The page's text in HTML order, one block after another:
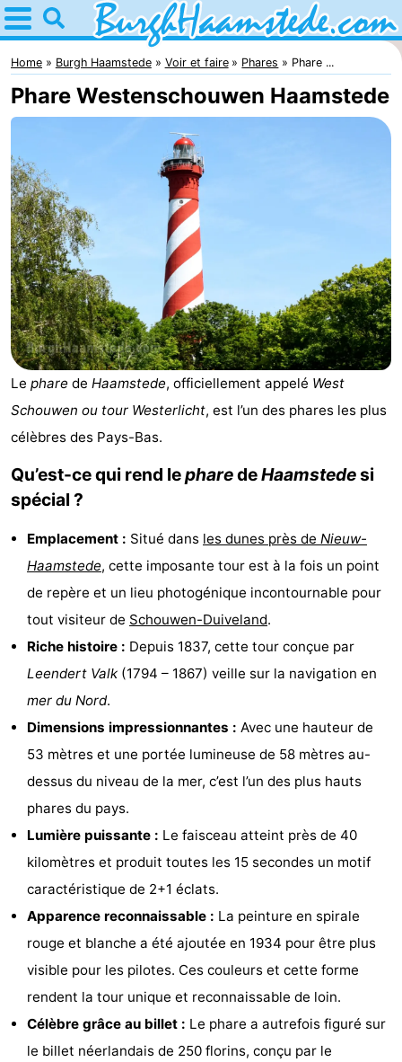
Home
Burgh
Haamstede
Astuces
les
enfants
Nature
Kop
van
Schouwen
Passer
la
nuit
Appartements
Campings
Chambre
d'hôtes
Chaumières
Buitenheem
-
Duinoord
-
Ginsterveld
-
Julianahoeve
Livingstone
Resort
Haamstede
Résidence
Hof
van
Haamstede
Schouwen
Schouwse
Valleien
Wijde
Blick
-
Zeeuwse
Kust
’t
Hof
van
Haamstede
Hôtels
Last
minutes
Plages
Voir
Home Burgh Haamstede Voir et faire Phares Phare ...
Phare Westenschouwen Haamstede
Le phare de Haamstede, officiellement appelé West
Schouwen ou tour Westerlicht, est l’un des phares les plus
célèbres des Pays-Bas.
Qu’est-ce qui rend lepharedeHaamstedesi
spécial ?
Emplacement : Situé dans les dunes près de Nieuw-
Haamstede, cette imposante tour est à la fois un point
de repère et un lieu photogénique incontournable pour
tout visiteur de Schouwen-Duiveland.
Riche histoire : Depuis 1837, cette tour conçue par
Leendert Valk (1794 – 1867) veille sur la navigation en
mer du Nord.
Dimensions impressionnantes : Avec une hauteur de
53 mètres et une portée lumineuse de 58 mètres au-
dessus du niveau de la mer, c’est l’un des plus hauts
phares du pays.
Lumière puissante : Le faisceau atteint près de 40
kilomètres et produit toutes les 15 secondes un motif
caractéristique de 2+1 éclats.
Apparence reconnaissable : La peinture en spirale
rouge et blanche a été ajoutée en 1934 pour être plus
visible pour les pilotes. Ces couleurs et cette forme
rendent la tour unique et reconnaissable de loin.
Célèbre grâce au billet : Le phare a autrefois figuré sur
le billet néerlandais de 250 florins, conçu par le